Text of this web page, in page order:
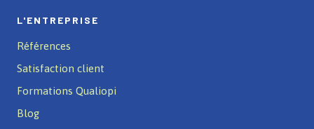
L'ENTREPRISE
Références
Satisfaction client
Formations Qualiopi
Blog